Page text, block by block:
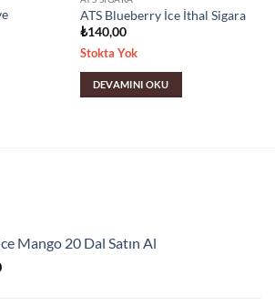
ATS Blueberry İce İthal Sigara
₺140,00
Stokta Yok
DEVAMINI OKU
Mango 20 Dal Satın Al